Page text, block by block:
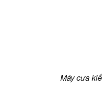
Máy cưa